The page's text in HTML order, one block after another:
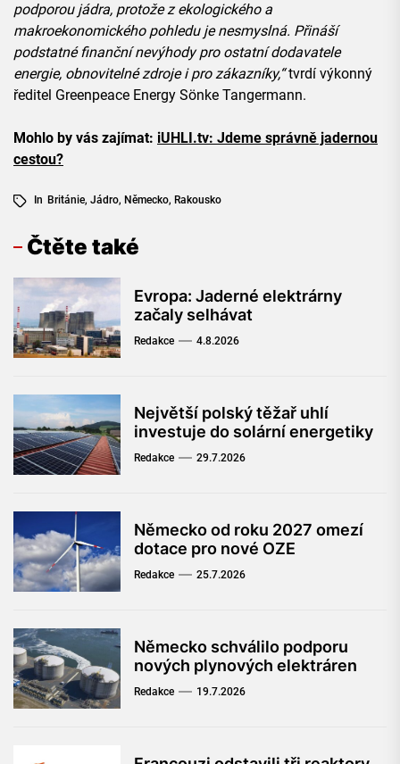
podporou jádra, protože z ekologického a
makroekonomického pohledu je nesmyslná. Přináší
podstatné finanční nevýhody pro ostatní dodavatele
energie, obnovitelné zdroje i pro zákazníky,“tvrdí výkonný
ředitel Greenpeace Energy Sönke Tangermann.
Mohlo by vás zajímat: iUHLI.tv: Jdeme správně jadernou
cestou?
In Británie, Jádro, Německo, Rakousko
Čtěte také
Evropa: Jaderné elektrárny
začaly selhávat
Redakce 4.8.2026
Největší polský těžař uhlí
investuje do solární energetiky
Redakce 29.7.2026
Německo od roku 2027 omezí
dotace pro nové OZE
Redakce 25.7.2026
Německo schválilo podporu
nových plynových elektráren
Redakce 19.7.2026